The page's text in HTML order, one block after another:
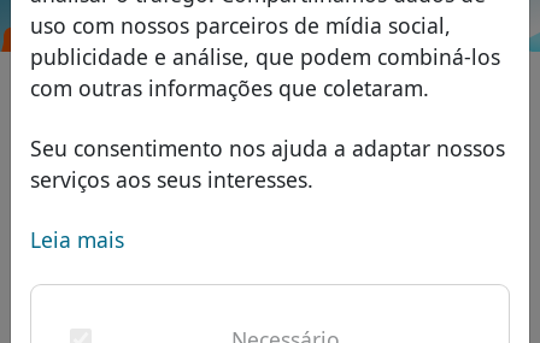
uso com nossos parceiros de mídia social,
publicidade e análise, que podem combiná-los
com outras informações que coletaram.
Seu consentimento nos ajuda a adaptar nossos
serviços aos seus interesses.
Leia mais
Domínios
Banco de dados de domínios
domínios africanos
domínios asiáticos
domínios europeus
Lista de preços
Descontos
Transferir
Pesquisar
Serviços
FAQ
Italiano
Română
Eesti
.com.mm Pesquisar